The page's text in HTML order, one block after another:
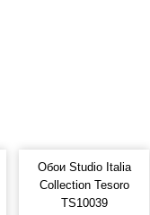
Обои Studio Italia
Collection Tesoro
TS10039